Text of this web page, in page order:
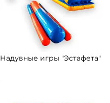
Надувные игры "Эстафета"